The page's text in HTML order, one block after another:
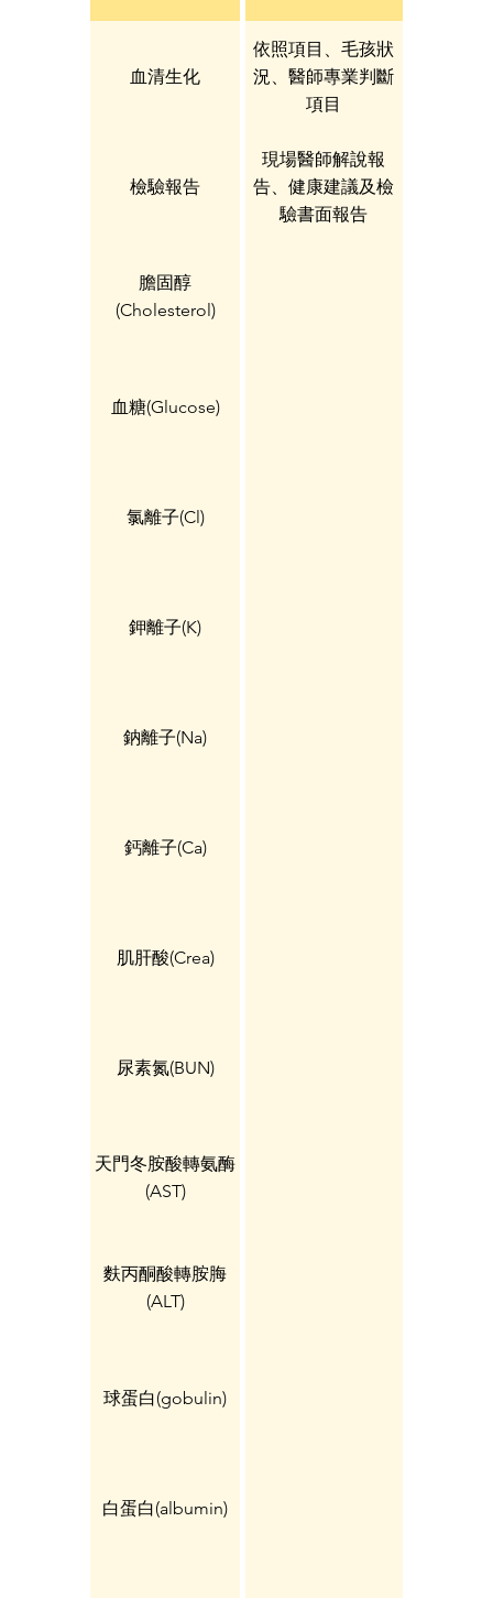
血清生化
依照項目、毛孩狀
況、醫師專業判斷
項目
檢驗報告
現場醫師解說報
告、健康建議及檢
驗書面報告
膽固醇
(Cholesterol)
血糖(Glucose)
氯離子(Cl)
鉀離子(K)
鈉離子(Na)
鈣離子(Ca)
肌肝酸(Crea)
尿素氮(BUN)
天門冬胺酸轉氨酶
(AST)
麩丙酮酸轉胺脢
(ALT)
球蛋白(gobulin)
白蛋白(albumin)